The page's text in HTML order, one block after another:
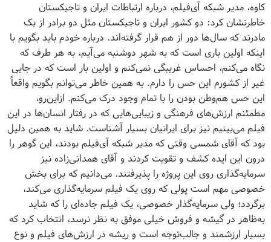
کاوه، مدیر شبکه آی‌فیلم، درباره ارتباطات ایران و تاجیکستان
خاطرنشان کرد: دو کشور ایران و تاجیکستان مثل دو برادر از یک
مادرند که سال‌ها دور از هم قرار گرفته‌اند. درباره خودم باید بگویم با
اینکه اولین باری است که به شهر دوشنبه می‌آیم، به هر طرف که
نگاه می‌کنم، احساس غریبگی نمی‌کنم و اولین بار است که در جایی
غیر از کشورم این حس را دارم. به همین خاطر می‌توانم بگویم واقعاً
این حس هم‌وطن بودن را با تمام وجود درک می‌کنم. ازاین‌رو،
مطمئنم ارزش‌های فرهنگی و زیبایی‌هایی که در رفتار انسان‌ها در این
فیلم می‌بینیم نیز برای ایرانیان بسیار آشناست. شاید به همین دلیل
بود که آقای شمسی وقتی که مدیر شبکه آی‌فیلم بودند، این گوهر را
درون این ایده کشف و تقویت کردند و آقای همدانی‌زاده نیز
سرمایه‌گذاری روی این پروژه را پذیرفتند. می‌دانیم که برای بخش
خصوصی مهم است پولی که روی یک فیلم سرمایه‌گذاری می‌کند،
برگردد؛ ولی سرمایه‌گذار خصوصی، یک فیلم جاده‌ای را که شاید
به‌ظاهر در گیشه و فروش خیلی موفق به نظر نرسد، انتخاب کرد که
بسیار ارزشمند و جالب‌توجه است و ریشه در ارزش‌های فیلم و نوع